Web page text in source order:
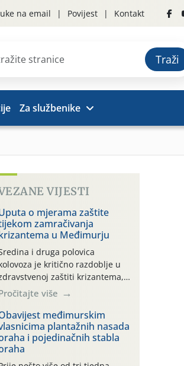
na email Povijest Kontakt
Traži
Za službenike
VIJESTI
o mjerama zaštite
zamračivanja
u Međimurju
i druga polovica
je kritično razdoblje u
zaštiti krizantema,
prije zamračivanja u proteklom
smo mjesecu tri puta upućivali
o preventivnim
zaštite krizantema od
uzročnika bolesti,
i fito-fagnih grinja (23.7.,
više
međimurskim
plantažnih nasada
i pojedinačnih stabla